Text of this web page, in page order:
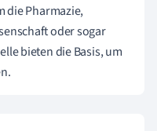
die Pharmazie,
oder sogar
bieten die Basis, um